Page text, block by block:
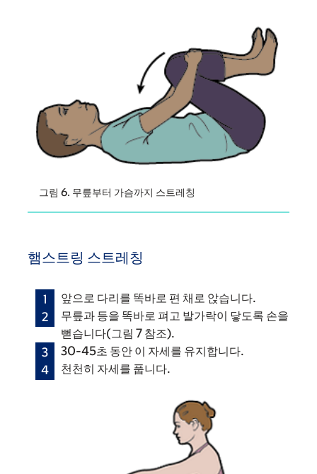
그림 6. 무릎부터 가슴까지 스트레칭
햄스트링 스트레칭
앞으로 다리를 똑바로 편 채로 앉습니다.
무릎과 등을 똑바로 펴고 발가락이 닿도록 손을
뻗습니다(그림 7 참조).
30-45초 동안 이 자세를 유지합니다.
천천히 자세를 풉니다.